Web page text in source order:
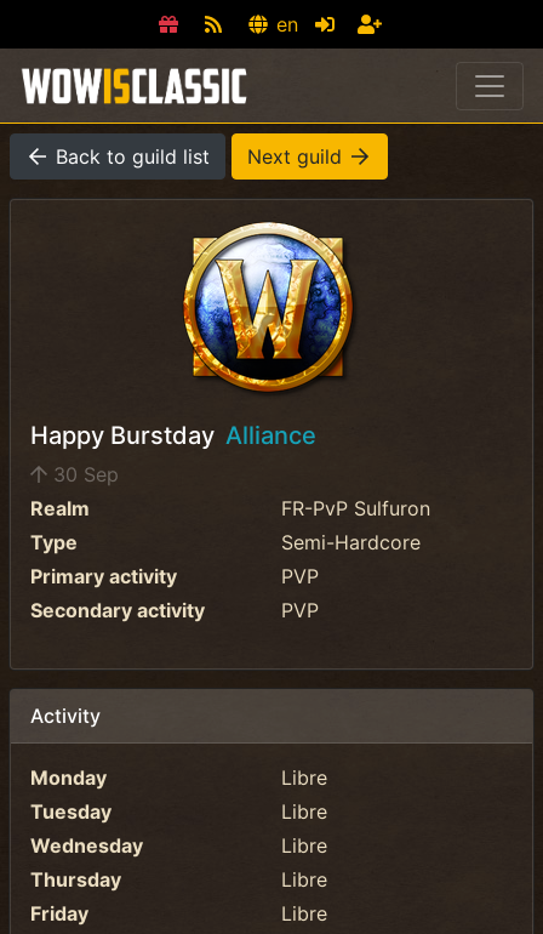
en
Back to guild list Next guild
Happy Burstday Alliance
30 Sep
Realm
FR-PvP Sulfuron
Type
Semi-Hardcore
Primary activity
PVP
Secondary activity
PVP
Activity
Monday
Libre
Tuesday
Libre
Wednesday
Libre
Thursday
Libre
Friday
Libre